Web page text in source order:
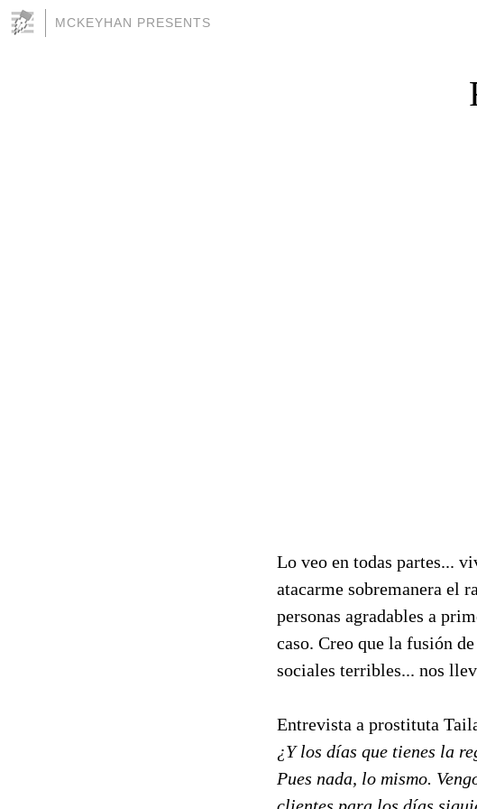
MCKEYHAN PRESENTS
Lo veo en todas partes...
atacarme sobremanera el
personas agradables a
caso. Creo que la fusión
sociales terribles... nos
Entrevista a prostituta
¿Y los días que tienes la
Pues nada, lo mismo.